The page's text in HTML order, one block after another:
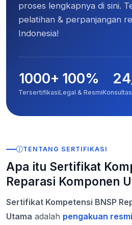
proses lengkapnya di sini.
pelatihan & perpanjangan
Indonesia!
1000+
Tersertifikasi
100%
Legal & Resmi
TENTANG SERTIFIKASI
Apa itu Sertifikat
Reparasi Komponen
Sertifikat Kompetensi BNSP
Utama adalah pengakuan